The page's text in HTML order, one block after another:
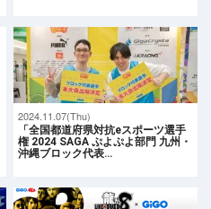
2024.11.07(Thu)
「全国都道府県対抗eスポーツ選手
権 2024 SAGA ぷよぷよ部門 九州・
沖縄ブロック代表…